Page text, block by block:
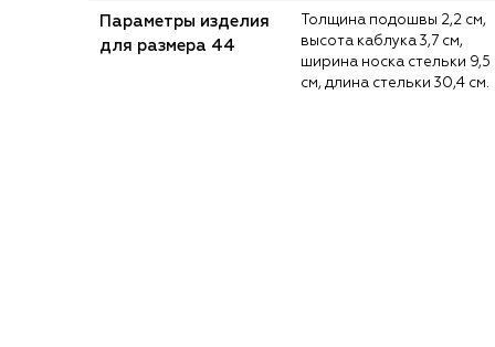
Параметры изделия
для размера 44
высота каблука 3,7 см,
ширина носка стельки 9,5
см, длина стельки 30,4 см.